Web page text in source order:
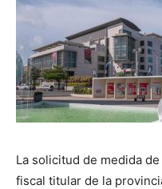
La solicitud de medida
fiscal titular de la